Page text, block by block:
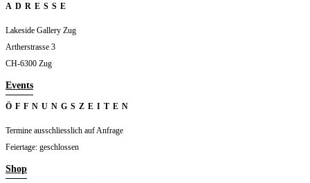
ADRESSE
Lakeside Gallery Zug
Artherstrasse 3
CH-6300 Zug
Events
ÖFFNUNGSZEITEN
Termine ausschliesslich auf Anfrage
Feiertage: geschlossen
Shop